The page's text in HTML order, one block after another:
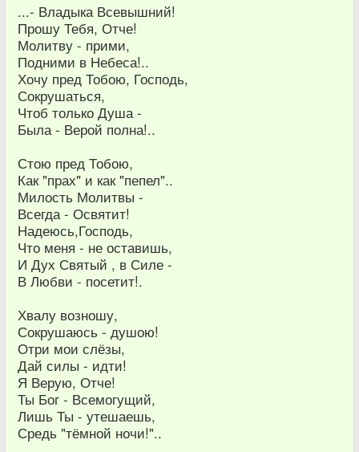
...- Владыка Всевышний!
Прошу Тебя, Отче!
Молитву - прими,
Подними в Небеса!..
Хочу пред Тобою, Господь,
Сокрушаться,
Чтоб только Душа -
Была - Верой полна!..
Стою пред Тобою,
Как "прах" и как "пепел"..
Милость Молитвы -
Всегда - Освятит!
Надеюсь,Господь,
Что меня - не оставишь,
И Дух Святый , в Силе -
В Любви - посетит!.
Хвалу возношу,
Сокрушаюсь - душою!
Отри мои слёзы,
Дай силы - идти!
Я Верую, Отче!
Ты Бог - Всемогущий,
Лишь Ты - утешаешь,
Средь "тёмной ночи!"..